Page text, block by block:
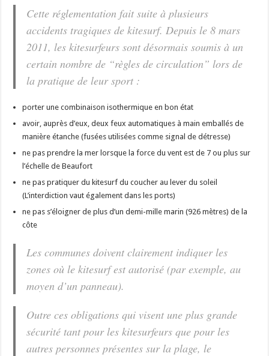
Cette réglementation fait suite à plusieurs
accidents tragiques de kitesurf. Depuis le 8 mars
2011, les kitesurfeurs sont désormais soumis à un
certain nombre de “règles de circulation” lors de
la pratique de leur sport :
porter une combinaison isothermique en bon état
avoir, auprès d’eux, deux feux automatiques à main emballés de
manière étanche (fusées utilisées comme signal de détresse)
ne pas prendre la mer lorsque la force du vent est de 7 ou plus sur
l’échelle de Beaufort
ne pas pratiquer du kitesurf du coucher au lever du soleil
(L’interdiction vaut également dans les ports)
ne pas s’éloigner de plus d’un demi-mille marin (926 mètres) de la
côte
Les communes doivent clairement indiquer les
zones où le kitesurf est autorisé (par exemple, au
moyen d’un panneau).
Outre ces obligations qui visent une plus grande
sécurité tant pour les kitesurfeurs que pour les
autres personnes présentes sur la plage, le